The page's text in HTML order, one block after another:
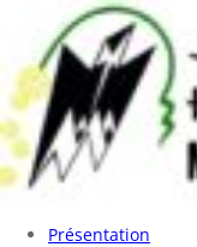
Présentation